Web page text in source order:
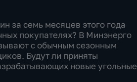
за семь месяцев этого года
покупателях? В Минэнерго
с обычным сезонным
Будут ли приняты
новые угольные